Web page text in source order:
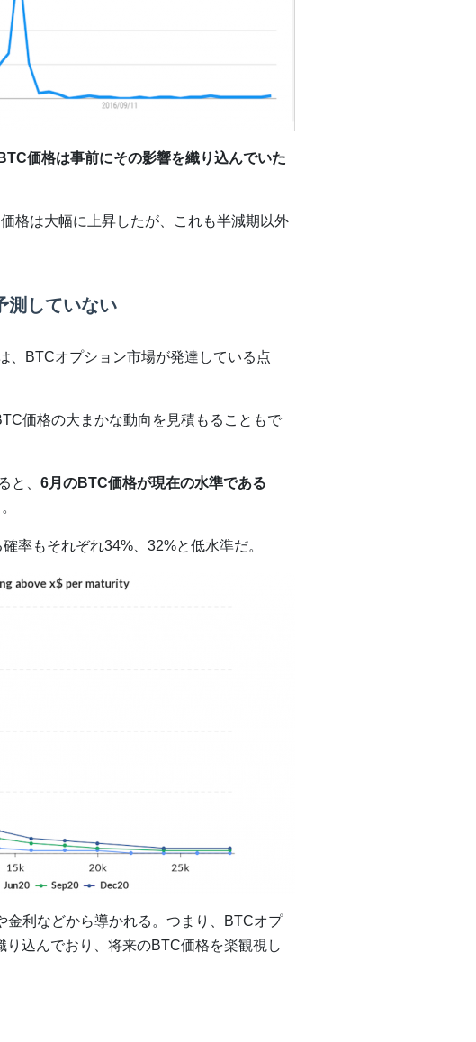
価格は事前にその影響を織り込んでいた
格は大幅に上昇したが、これも半減期以外
測していない
、BTCオプション市場が発達している点
価格の大まかな動向を見積もることもで
と、 6月のBTC価格が現在の水準である
率もそれぞれ34%、32%と低水準だ。
利などから導かれる。つまり、BTCオプ
込んでおり、将来のBTC価格を楽観視し